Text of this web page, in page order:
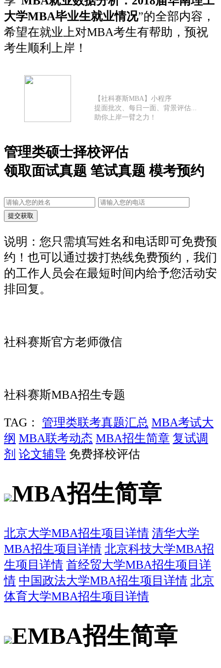
大学MBA毕业生就业情况”的全部内容，
希望在就业上对MBA考生有帮助，预祝
考生顺利上岸！
【社科赛斯MBA】小程序
提面批次、每日一面、背景评估...
助你上岸一臂之力！
管理类硕士择校评估
领取面试真题 笔试真题 模考预约
说明：您只需填写姓名和电话即可免费预
约！也可以通过拨打热线免费预约，我们
的工作人员会在最短时间内给予您活动安
排回复。
社科赛斯官方老师微信
社科赛斯MBA招生专题
TAG： 管理类联考真题汇总 MBA考试大
纲 MBA联考动态 MBA招生简章 复试调
剂 论文辅导 免费择校评估
MBA招生简章
北京大学MBA招生项目详情 清华大学
MBA招生项目详情 北京科技大学MBA招
生项目详情 首经贸大学MBA招生项目详
情 中国政法大学MBA招生项目详情 北京
体育大学MBA招生项目详情
EMBA招生简章